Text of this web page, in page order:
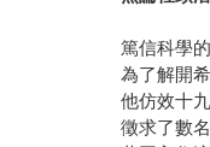
篤信科學
為了解開
他仿效十
徵求了數